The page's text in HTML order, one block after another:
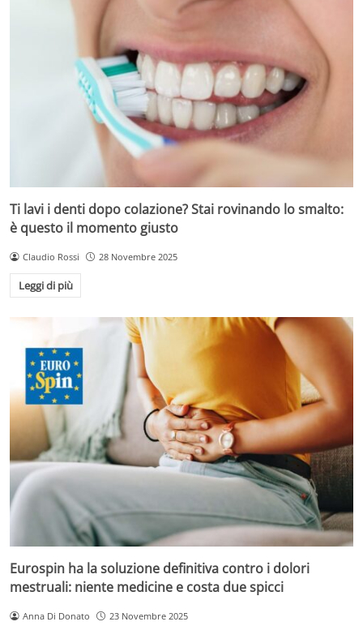
Ti lavi i denti dopo colazione? Stai rovinando lo smalto:
è questo il momento giusto
Claudio Rossi 28 Novembre 2025
Leggi di più
Eurospin ha la soluzione definitiva contro i dolori
mestruali: niente medicine e costa due spicci
Anna Di Donato 23 Novembre 2025